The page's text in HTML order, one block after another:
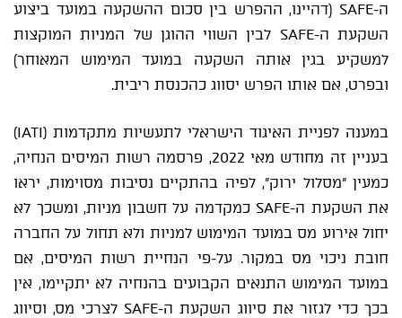
ה-SAFE (דהיינו, ההפרש בין סכום ההשקעה במועד ביצוע
השקעת ה-SAFE לבין השווי ההוגן של המניות המוקצות
למשקיע בגין אותה השקעה במועד המימוש המאוחר)
ובפרט, אם אותו הפרש יסווג כהכנסת ריבית.
במענה לפניית האיגוד הישראלי לתעשיות מתקדמות (IATI)
בעניין זה מחודש מאי 2022, פרסמה רשות המיסים הנחיה,
כמעין "מסלול ירוק", לפיה בהתקיים נסיבות מסוימות, יראו
את השקעת ה-SAFE כמקדמה על חשבון מניות, ומשכך לא
יחול אירוע מס במועד המימוש למניות ולא תחול על החברה
חובת ניכוי מס במקור. על-פי הנחיית רשות המיסים, אם
במועד המימוש התנאים הקבועים בהנחיה לא יתקיימו, אין
בכך כדי לגזור את סיווג השקעת ה-SAFE לצרכי מס, וסיווג